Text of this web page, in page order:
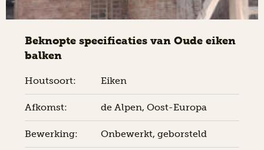
Beknopte specificaties van Oude eiken
balken
Houtsoort: Eiken
Afkomst: de Alpen, Oost-Europa
Bewerking: Onbewerkt, geborsteld